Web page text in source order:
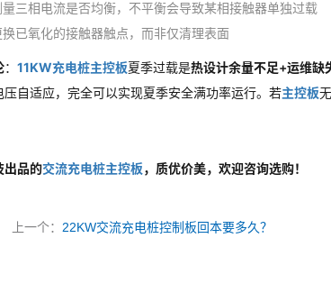
三相电流是否均衡，不平衡会导致某相接触器单独过载
已氧化的接触器触点，而非仅清理表面
： 11KW充电桩主控板夏季过载是热设计余量不足+运维缺
压自适应，完全可以实现夏季安全满功率运行。若主控板
出品的交流充电桩主控板，质优价美，欢迎咨询选购！
上一个： 22KW交流充电桩控制板回本要多久？